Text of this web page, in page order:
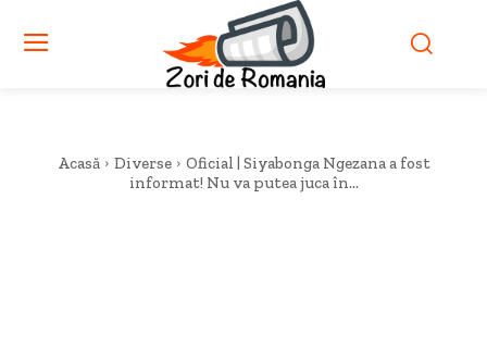
Acasă Diverse
Oficial | Siyabonga Ngezana a fost
informat! Nu va putea juca în...